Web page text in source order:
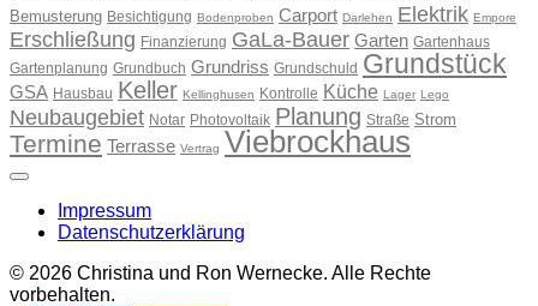
Bemusterung Besichtigung Bodenproben Carport Darlehen Elektrik Empore
Erschließung Finanzierung GaLa-Bauer Garten Gartenhaus
Gartenplanung Grundbuch Grundriss Grundschuld Grundstück
GSA Hausbau Keller Kellinghusen Kontrolle Küche Lager Lego
Neubaugebiet Notar Photovoltaik Planung Straße Strom
Termine Terrasse Vertrag Viebrockhaus
Impressum
Datenschutzerklärung
© 2026 Christina und Ron Wernecke. Alle Rechte
vorbehalten.